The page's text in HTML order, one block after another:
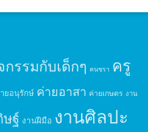
กรรมกับเด็กๆ คนชรา ครู
ยอนุรักษ์ ค่ายอาสา ค่ายเกษตร งาน
ษฐ์ งานฝีมือ งานศิลปะ